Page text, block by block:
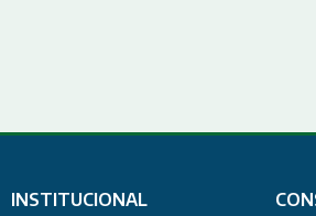
INSTITUCIONAL